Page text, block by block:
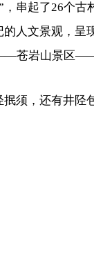
串起了26个
人文景观，呈
苍岩山景区——
须，还有井陉